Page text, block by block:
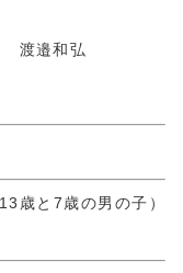
渡邉和弘
7歳の男の子）